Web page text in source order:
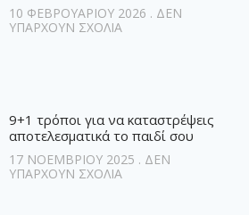
10 ΦΕΒΡΟΥΑΡΊΟΥ 2026
ΔΕΝ
ΥΠΆΡΧΟΥΝ ΣΧΌΛΙΑ
9+1 τρόποι για να καταστρέψεις
αποτελεσματικά το παιδί σου
17 ΝΟΕΜΒΡΊΟΥ 2025
ΔΕΝ
ΥΠΆΡΧΟΥΝ ΣΧΌΛΙΑ